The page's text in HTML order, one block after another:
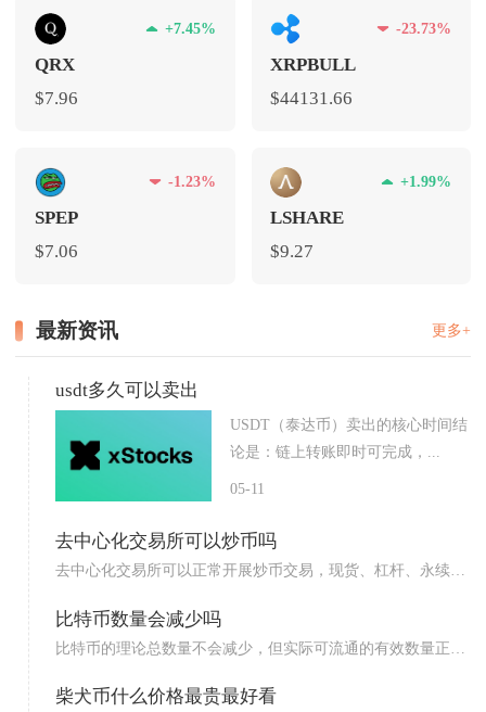
+7.45%
QRX
$7.96
-23.73%
XRPBULL
$44131.66
-1.23%
SPEP
$7.06
+1.99%
LSHARE
$9.27
最新资讯 更多+
usdt多久可以卖出
USDT（泰达币）卖出的核心时间结
论是：链上转账即时可完成，...
05-11
去中心化交易所可以炒币吗
去中心化交易所可以正常开展炒币交易，现货、杠杆、永续合
比特币数量会减少吗
比特币的理论总数量不会减少，但实际可流通的有效数量正持
柴犬币什么价格最贵最好看